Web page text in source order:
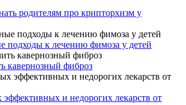
родителям про крипторхизм у
подходы к лечению фимоза у детей
кавернозный фиброз
и недорогих лекарств от